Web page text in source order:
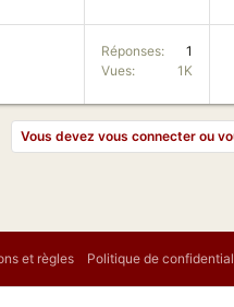
Réponses
1
Vues
1K
Vous devez vous connecter ou
et règles Politique de